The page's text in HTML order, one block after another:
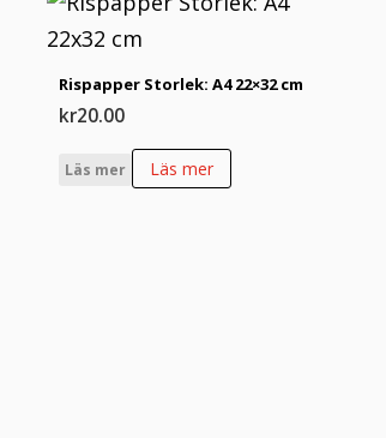
senaste
Rispapper Storlek: A4 22×32 cm
kr20.00
Läs mer Läs mer